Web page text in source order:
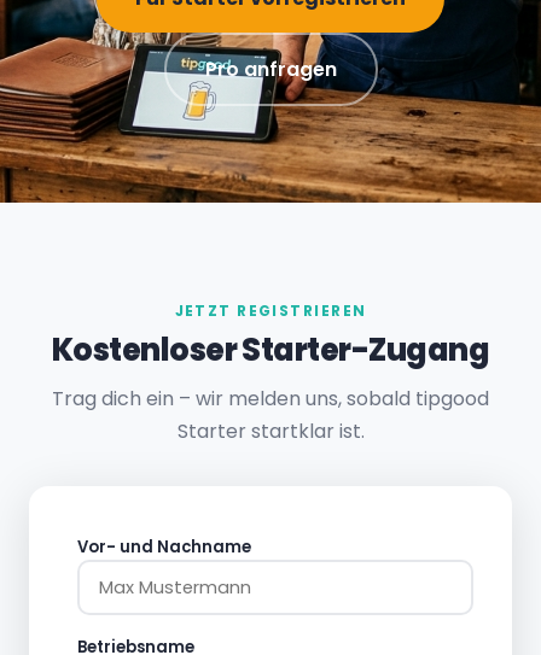
Pro anfragen
JETZT REGISTRIEREN
Kostenloser Starter-Zugang
Trag dich ein – wir melden uns, sobald tipgood
Starter startklar ist.
Vor- und Nachname
Betriebsname